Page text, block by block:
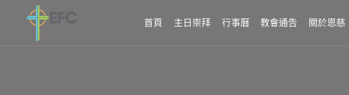
首頁 主日崇拜 行事曆 教會通告 關於恩慈